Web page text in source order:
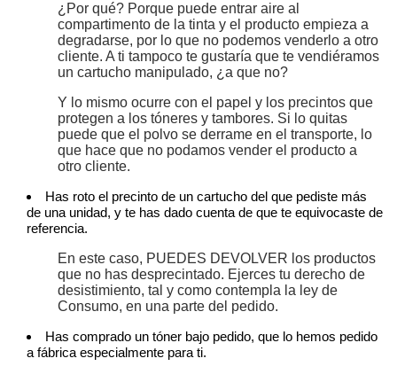
¿Por qué? Porque puede entrar aire al
compartimento de la tinta y el producto empieza a
degradarse, por lo que no podemos venderlo a otro
cliente. A ti tampoco te gustaría que te vendiéramos
un cartucho manipulado, ¿a que no?
Y lo mismo ocurre con el papel y los precintos que
protegen a los tóneres y tambores. Si lo quitas
puede que el polvo se derrame en el transporte, lo
que hace que no podamos vender el producto a
otro cliente.
Has roto el precinto de un cartucho del que pediste más
de una unidad, y te has dado cuenta de que te equivocaste de
referencia.
En este caso, PUEDES DEVOLVER los productos
que no has desprecintado. Ejerces tu derecho de
desistimiento, tal y como contempla la ley de
Consumo, en una parte del pedido.
Has comprado un tóner bajo pedido, que lo hemos pedido
a fábrica especialmente para ti.